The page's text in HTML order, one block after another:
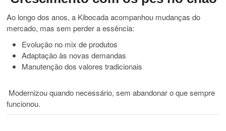
Ao longo dos anos, a Kibocada acompanhou mudanças do
mercado, mas sem perder a essência:
Evolução no mix de produtos
Adaptação às novas demandas
Manutenção dos valores tradicionais
Modernizou quando necessário, sem abandonar o que sempre
funcionou.